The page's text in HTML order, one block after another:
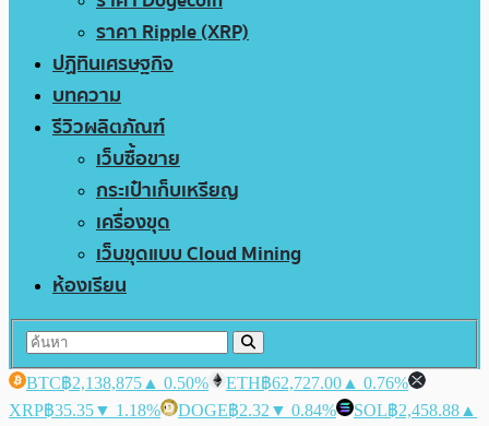
ราคา Ripple (XRP)
ปฏิทินเศรษฐกิจ
บทความ
รีวิวผลิตภัณฑ์
เว็บซื้อขาย
กระเป๋าเก็บเหรียญ
เครื่องขุด
เว็บขุดแบบ Cloud Mining
ห้องเรียน
BTC฿2,138,875 ▲ 0.50% ETH฿62,727.00 ▲ 0.76%
XRP฿35.35▼ 1.18% DOGE฿2.32 ▼ 0.84% SOL฿2,458.88 ▲